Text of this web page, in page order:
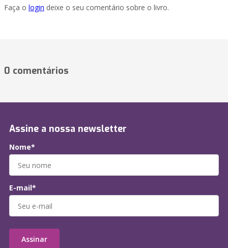
Faça o login deixe o seu comentário sobre o livro.
0 comentários
Assine a nossa newsletter
Nome*
E-mail*
Assinar